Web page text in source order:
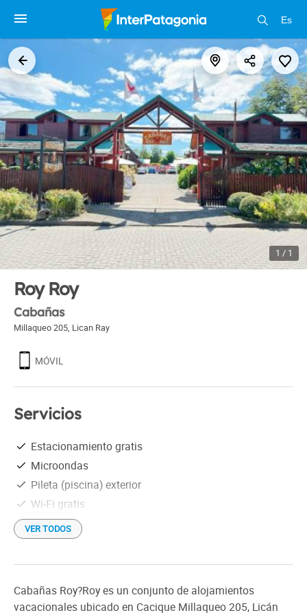
Es
1 / 1
Roy Roy
Cabañas
Millaqueo 205, Lican Ray
MÓVIL
Servicios
Estacionamiento gratis
Microondas
Pileta (piscina) exterior
Wi-Fi gratis
VER TODOS
Cabañas Roy?Roy es un conjunto de alojamientos
vacacionales ubicado en Cacique Millaqueo 205, Licán